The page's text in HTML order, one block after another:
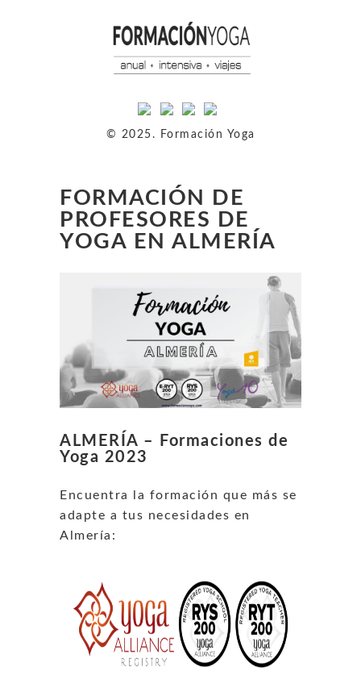
© 2025. Formación Yoga
FORMACIÓN DE
PROFESORES DE
YOGA EN ALMERÍA
ALMERÍA – Formaciones de
Yoga 2023
Encuentra la formación que más se
adapte a tus necesidades en
Almería: